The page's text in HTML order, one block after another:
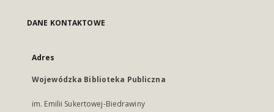
DANE KONTAKTOWE
Adres
Wojewódzka Biblioteka Publiczna
im. Emilii Sukertowej-Biedrawiny